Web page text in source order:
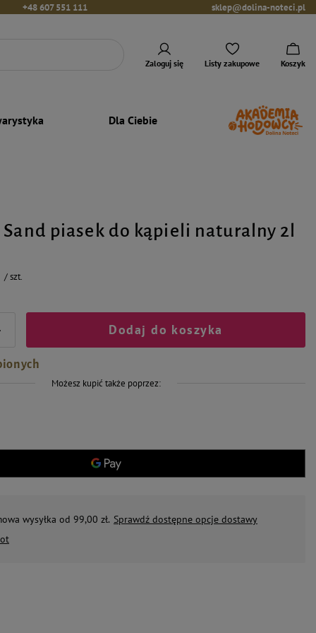
+48 607 551 111 sklep@dolina-noteci.pl
Zaloguj się Listy zakupowe Koszyk
Dla Ciebie
Sand piasek do kąpieli naturalny 2l
/szt.
Dodaj do koszyka
Możesz kupić także poprzez:
wysyłka od 99,00 zł. Sprawdź dostępne opcje dostawy